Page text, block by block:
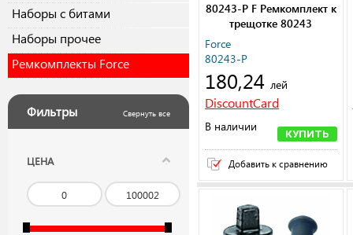
Наборы с битами
Наборы прочее
Ремкомплекты Force
Фильтры Свернуть все
ЦЕНА
80243-P F Ремкомплект к
трещотке 80243
Force
80243-P
180,24 лей
DiscountCard
В наличии
КУПИТЬ
Добавить к сравнению